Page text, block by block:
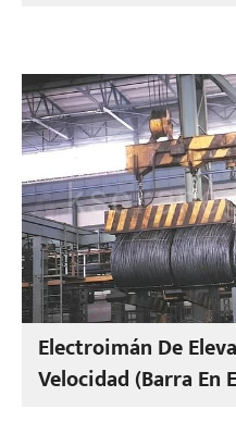
Electroimán De
Velocidad (barra En